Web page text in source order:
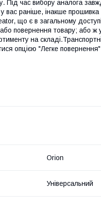
Під час вибору аналога
вас раніше, інакше
що є в загальному
повернення товару; або ж
на
опцією "Легке
Orion
Універсальний